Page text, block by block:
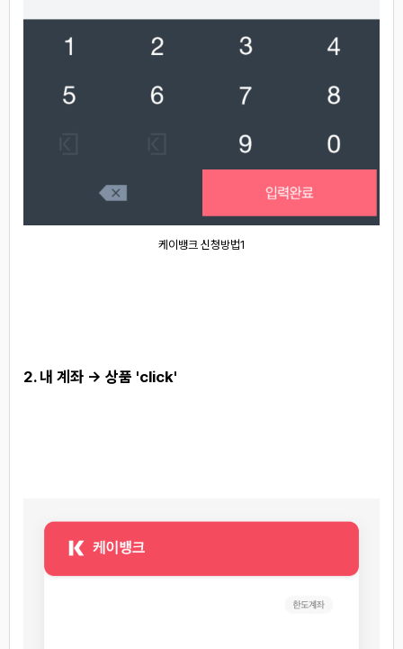
케이뱅크 신청방법1
2. 내 계좌 -> 상품 'click'